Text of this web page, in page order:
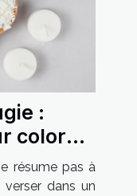
:
colorer
?
résume pas à
dans un